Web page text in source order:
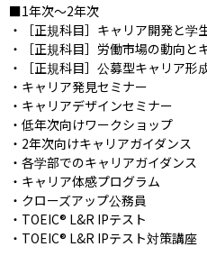
■1年次〜2年次
・［正規科目］キャリア開発と学
・［正規科目］労働市場の動向と
・［正規科目］公募型キャリア形
・キャリア発見セミナー
・キャリアデザインセミナー
・低年次向けワークショップ
・2年次向けキャリアガイダンス
・各学部でのキャリアガイダンス
・キャリア体感プログラム
・クローズアップ公務員
・TOEIC® L&R IPテスト
・TOEIC® L&R IPテスト対策講座